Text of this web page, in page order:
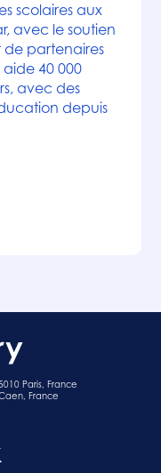
scolaires aux
avec le soutien
de partenaires
40 000
avec des
depuis
Paris, France
France